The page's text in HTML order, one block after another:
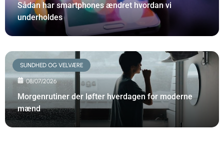
Sådan har smartphones ændret hvordan vi
underholdes
SUNDHED OG VELVÆRE
08/07/2026
Morgenrutiner der løfter hverdagen for moderne
mænd